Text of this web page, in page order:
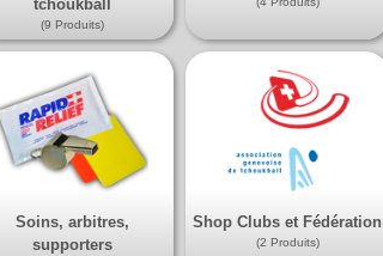
tchoukball
(9 Produits)
Soins, arbitres,
supporters
Shop Clubs et Fédération
(2 Produits)